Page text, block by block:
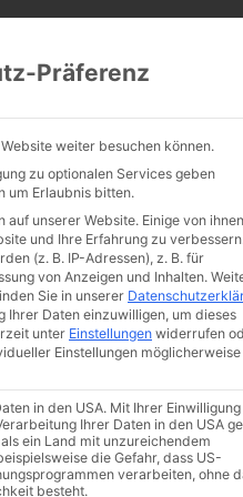
FRÖMMIGKEIT
Katholische Kirche
Präferenz
weiter besuchen können.
zu optionalen Services geben
um Erlaubnis bitten.
unserer Website. Einige von
und Ihre Erfahrung zu
(z. B. IP-Adressen), z. B. für
von Anzeigen und Inhalten.
Sie in unserer
Ihrer Daten einzuwilligen, um dieses
unter Einstellungen widerrufen
Einstellungen
in den USA. Mit Ihrer
Ihrer Daten in den USA
ein Land mit unzureichendem
die Gefahr, dass US-
verarbeiten, ohne
besteht.